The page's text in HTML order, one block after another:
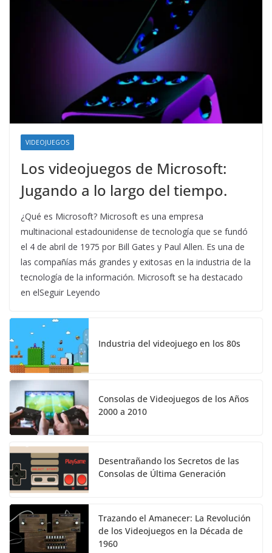
VIDEOJUEGOS
Los videojuegos de Microsoft:
Jugando a lo largo del tiempo.
¿Qué es Microsoft? Microsoft es una empresa
multinacional estadounidense de tecnología que se fundó
el 4 de abril de 1975 por Bill Gates y Paul Allen. Es una de
las compañías más grandes y exitosas en la industria de la
tecnología de la información. Microsoft se ha destacado
en elSeguir Leyendo
Industria del videojuego en los 80s
Consolas de Videojuegos de los Años
2000 a 2010
Desentrañando los Secretos de las
Consolas de Última Generación
Trazando el Amanecer: La Revolución
de los Videojuegos en la Década de
1960